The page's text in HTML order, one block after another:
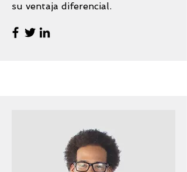
su ventaja diferencial.